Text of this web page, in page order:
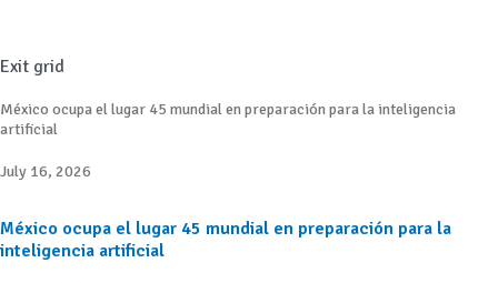
Exit grid
México ocupa el lugar 45 mundial en preparación para la inteligencia
artificial
July 16, 2026
México ocupa el lugar 45 mundial en preparación para la
inteligencia artificial